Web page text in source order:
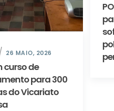
26 MAIO, 2026
curso de
para 300
do Vicariato